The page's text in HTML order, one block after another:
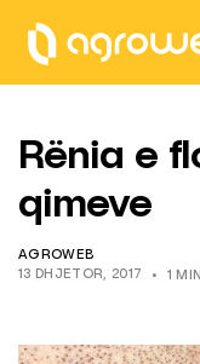
Rënia e
qimeve
AGROWEB
13 DHJETOR, 2017
1